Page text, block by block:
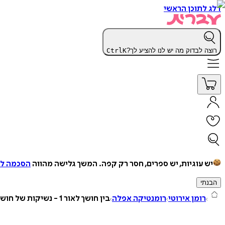
דלג לתוכן הראשי
רוצה לבדוק מה יש לנו להציע לך? CtrlK
יש עוגיות, יש ספרים, חסר רק קפה. המשך גלישה מהווה הסכמה
הבנתי
רומן אירוטי רומנטיקה אפלה בין חושך לאור 1 - נשיקות של חושך